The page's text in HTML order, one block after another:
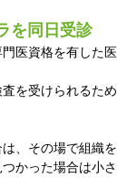
を同日受診
医資格を有した
を受けられるた
、その場で組織
かった場合は小